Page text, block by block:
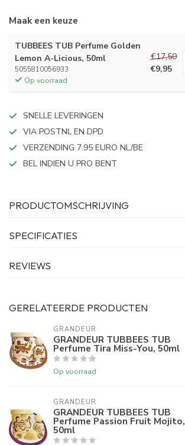
Maak een keuze
TUBBEES TUB Perfume Golden
Lemon A-Licious, 50ml
5055810056933
Op voorraad
€17,50
€9,95
SNELLE LEVERINGEN
VIA POSTNL EN DPD
VERZENDING 7.95 EURO NL/BE
BEL INDIEN U PRO BENT
PRODUCTOMSCHRIJVING
SPECIFICATIES
REVIEWS
GERELATEERDE PRODUCTEN
GRANDEUR
GRANDEUR TUBBEES TUB
Perfume Tira Miss-You, 50ml
Op voorraad
GRANDEUR
GRANDEUR TUBBEES TUB
Perfume Passion Fruit Mojito,
50ml